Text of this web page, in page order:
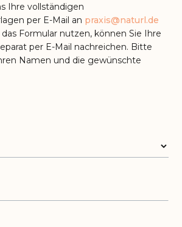
Ihre vollständigen
per E-Mail an praxis@naturl.de
Formular nutzen, können Sie Ihre
per E-Mail nachreichen. Bitte
Namen und die gewünschte